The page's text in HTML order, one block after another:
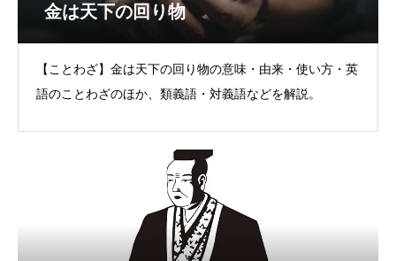
金は天下の回り物
【ことわざ】金は天下の回り物の意味・由来・使い方・英
語のことわざのほか、類義語・対義語などを解説。